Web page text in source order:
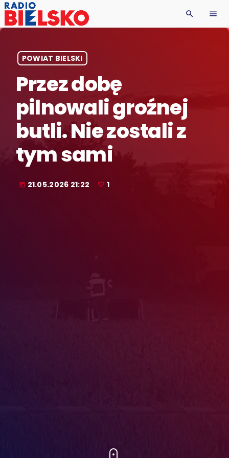
search menu
POWIAT BIELSKI
Przez dobę
pilnowali groźnej
butli. Nie zostali z
tym sami
today 21.05.2026 21:22 1